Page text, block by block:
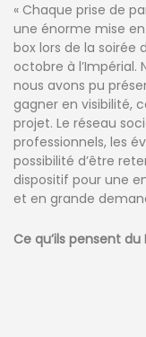
« Chaque prise de
une énorme mise
box lors de la soirée
octobre à
nous avons pu
gagner en visibilité,
projet. Le réseau
professionnels, les
possibilité d’être
dispositif pour une
et en grande
Ce qu’ils pensent du